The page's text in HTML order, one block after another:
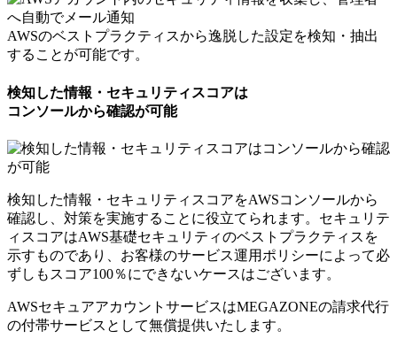
AWSのベストプラクティスから逸脱した設定を検知・抽出
することが可能です。
検知した情報・セキュリティスコアは
コンソールから確認が可能
検知した情報・セキュリティスコアをAWSコンソールから
確認し、対策を実施することに役立てられます。セキュリテ
ィスコアはAWS基礎セキュリティのベストプラクティスを
示すものであり、お客様のサービス運用ポリシーによって必
ずしもスコア100％にできないケースはございます。
AWSセキュアアカウントサービスはMEGAZONEの請求代行
の付帯サービスとして無償提供いたします。